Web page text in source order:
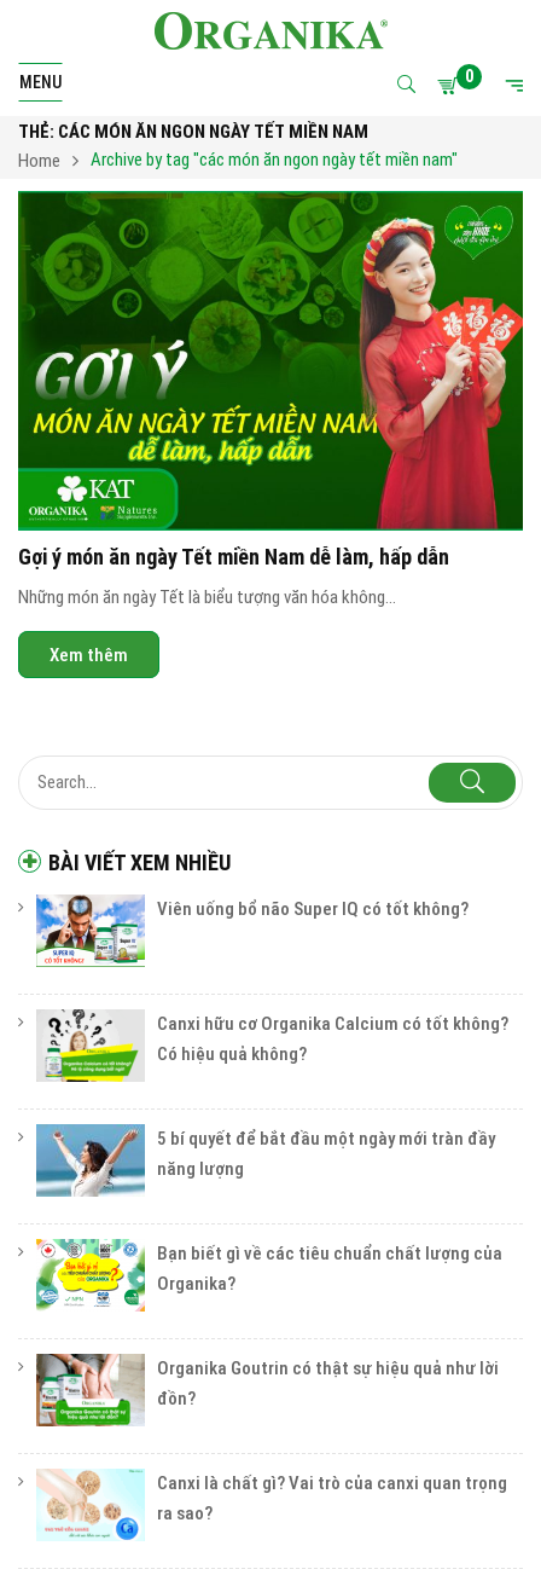
MENU 0
THẺ: CÁC MÓN ĂN NGON NGÀY TẾT MIỀN NAM
Home
Archive by tag "các món ăn ngon ngày tết miền nam"
BÀI VIẾT XEM NHIỀU
Viên uống bổ não Super IQ có tốt không?
Canxi hữu cơ Organika Calcium có tốt không?
Có hiệu quả không?
5 bí quyết để bắt đầu một ngày mới tràn đầy
năng lượng
Bạn biết gì về các tiêu chuẩn chất lượng của
Organika?
Organika Goutrin có thật sự hiệu quả như lời
đồn?
Canxi là chất gì? Vai trò của canxi quan trọng
ra sao?
Gợi ý món ăn ngày Tết miền Nam dễ làm, hấp dẫn
Những món ăn ngày Tết là biểu tượng văn hóa không...
Xem thêm